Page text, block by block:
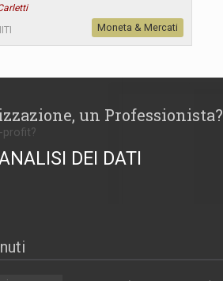
Moneta & Mercati
un Professionista?
profit?
DEI DATI